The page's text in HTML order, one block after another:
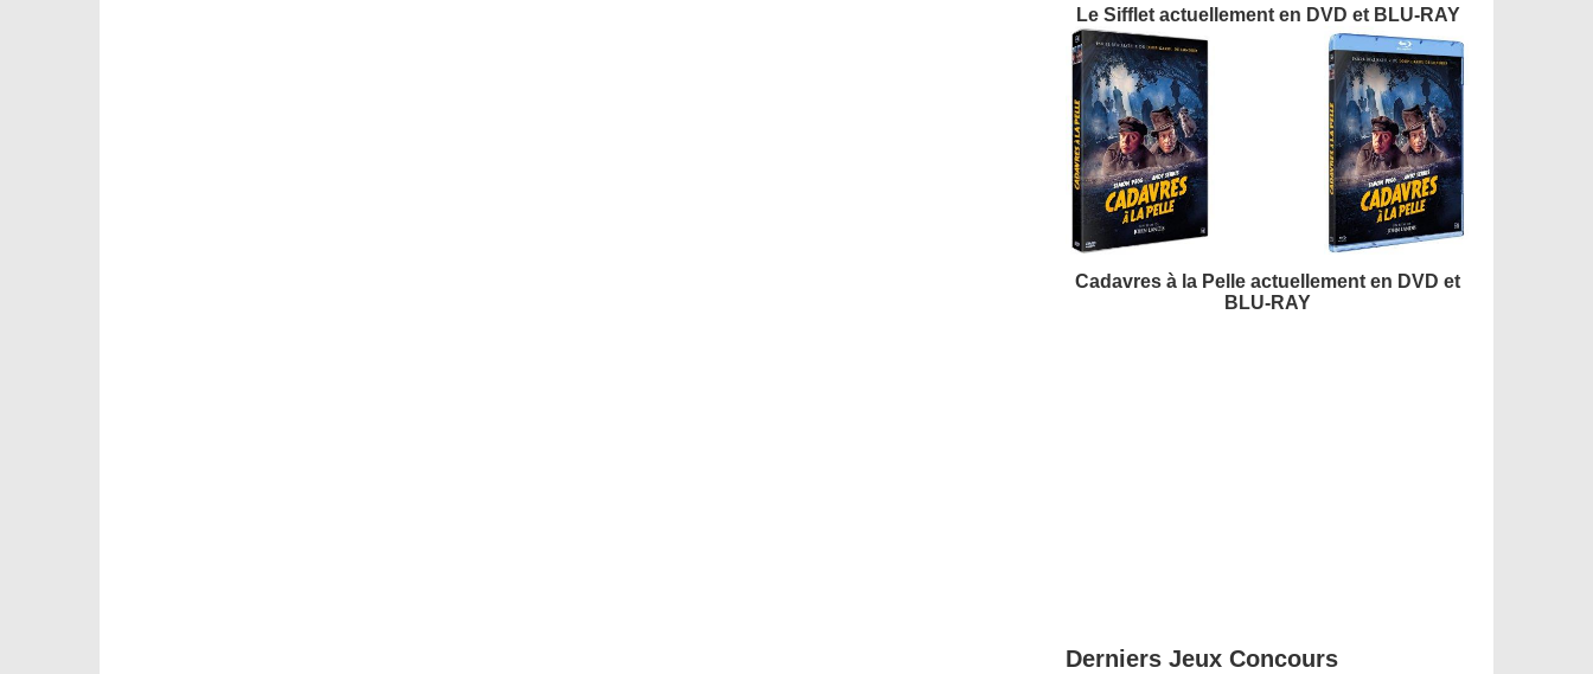
Le Sifflet actuellement en DVD et BLU-RAY
Cadavres à la Pelle actuellement en DVD et
BLU-RAY
Derniers Jeux Concours